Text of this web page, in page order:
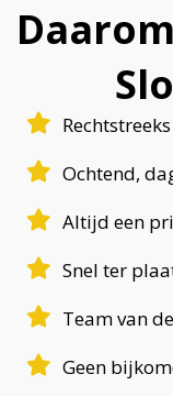
Ochtend,
Altijd een
Snel ter
Team van
Geen